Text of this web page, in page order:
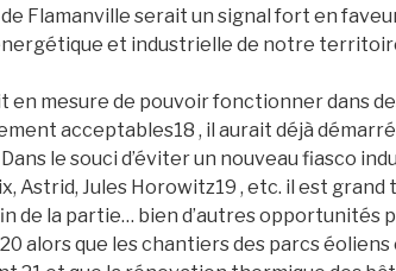
Flamanville serait un signal fort en
et industrielle de notre
en mesure de pouvoir fonctionner dans
acceptables18 , il aurait déjà
le souci d’éviter un nouveau fiasco
Astrid, Jules Horowitz19 , etc. il est grand
de la partie… bien d’autres opportunités
alors que les chantiers des parcs éoliens